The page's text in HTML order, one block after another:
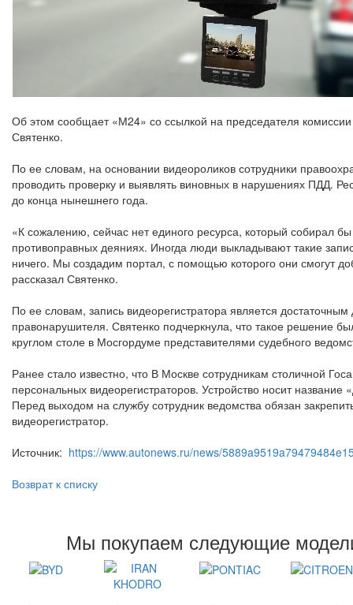
Об этом сообщает «М24» со ссылкой на председателя
Святенко.
По ее словам, на основании видеороликов сотрудники
проводить проверку и выявлять виновных в нарушениях ПДД.
до конца нынешнего года.
«К сожалению, сейчас нет единого ресурса, который собирал
противоправных деяниях. Иногда люди выкладывают такие
ничего. Мы создадим портал, с помощью которого они смогут
рассказал Святенко.
По ее словам, запись видеорегистратора является достаточным
правонарушителя. Святенко подчеркнула, что такое решение
круглом столе в Мосгордуме представителями судебного
Ранее стало известно, что В Москве сотрудникам столичной
персональных видеорегистраторов. Устройство носит
Перед выходом на службу сотрудник ведомства обязан
видеорегистратор.
Источник: https://www.autonews.ru/news/
Возврат к списку
Мы покупаем следующие